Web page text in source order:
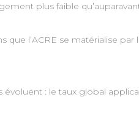
plus faible
l’ACRE se matérialise
: le taux global